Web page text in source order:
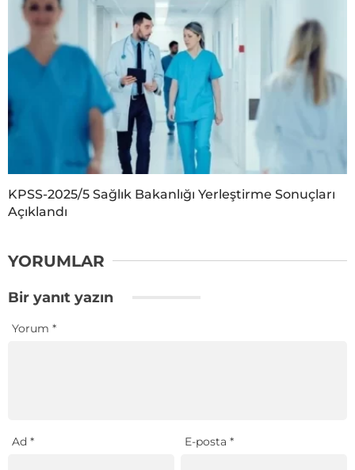
KPSS-2025/5 Sağlık Bakanlığı Yerleştirme Sonuçları
Açıklandı
YORUMLAR
Bir yanıt yazın
Yorum *
Ad * E-posta*